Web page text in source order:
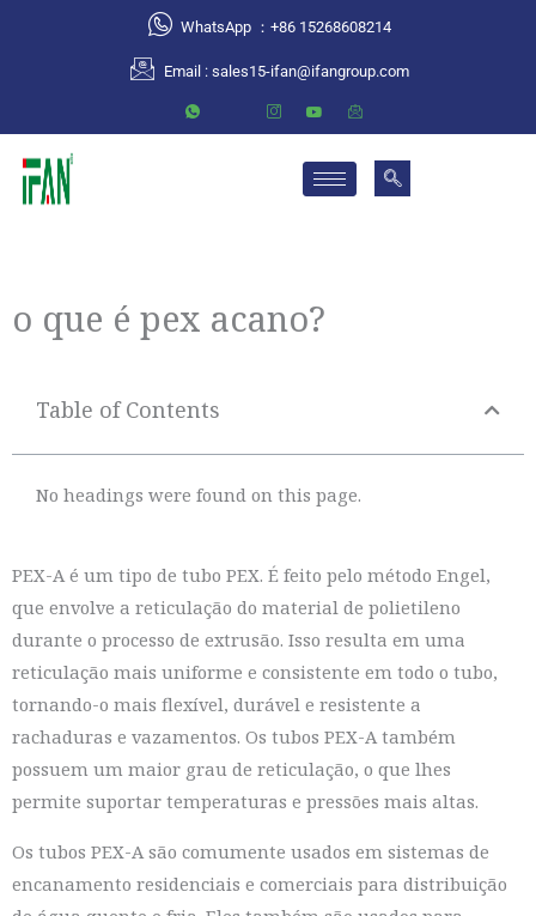
WhatsApp ：+86 15268608214
Email : sales15-ifan@ifangroup.com
o que é pex acano?
Table of Contents
No headings were found on this page.
PEX-A é um tipo de tubo PEX. É feito pelo método Engel,
que envolve a reticulação do material de polietileno
durante o processo de extrusão. Isso resulta em uma
reticulação mais uniforme e consistente em todo o tubo,
tornando-o mais flexível, durável e resistente a
rachaduras e vazamentos. Os tubos PEX-A também
possuem um maior grau de reticulação, o que lhes
permite suportar temperaturas e pressões mais altas.
Os tubos PEX-A são comumente usados ​​em sistemas de
encanamento residenciais e comerciais para distribuição